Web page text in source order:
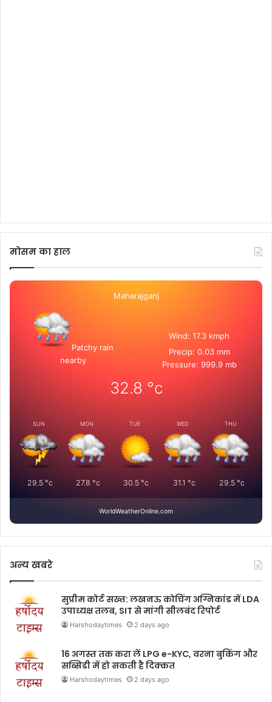
मोसम का हाल
Maharajganj
Patchy rain
nearby
Wind: 17.3 kmph
Precip: 0.03 mm
Pressure: 999.9 mb
32.8 °c
SUN
29.5°c
MON
27.8 °c
TUE
30.5°c
WED
31.1 °c
THU
29.5 °c
WorldWeatherOnline.com
अन्य खबरे
सुप्रीम कोर्ट सख्त: लखनऊ कोचिंग अग्निकांड में LDA
उपाध्यक्ष तलब, SIT से मांगी सीलबंद रिपोर्ट
Harshodaytimes 2 days ago
16 अगस्त तक करा लें LPG e-KYC, वरना बुकिंग और
सब्सिडी में हो सकती है दिक्कत
Harshodaytimes 2 days ago